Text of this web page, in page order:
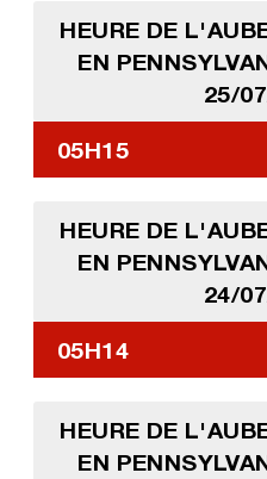
HEURE DE
EN
25/
05H15
HEURE DE
EN
24/
05H14
HEURE DE
EN